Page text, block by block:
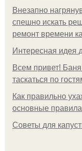
Внезапно
спешно искать
ремонт времени
Интересная идея
Всем привет!
таскаться по
Как правильно
основные
Советы для